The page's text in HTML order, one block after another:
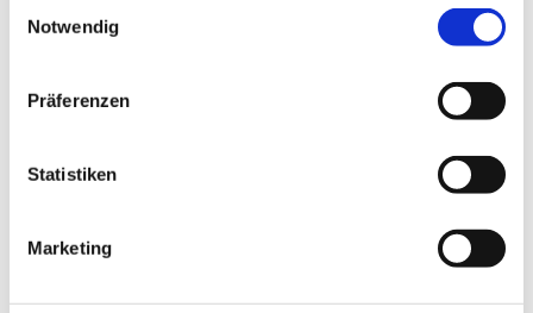
Notwendig
Präferenzen
Statistiken
Marketing